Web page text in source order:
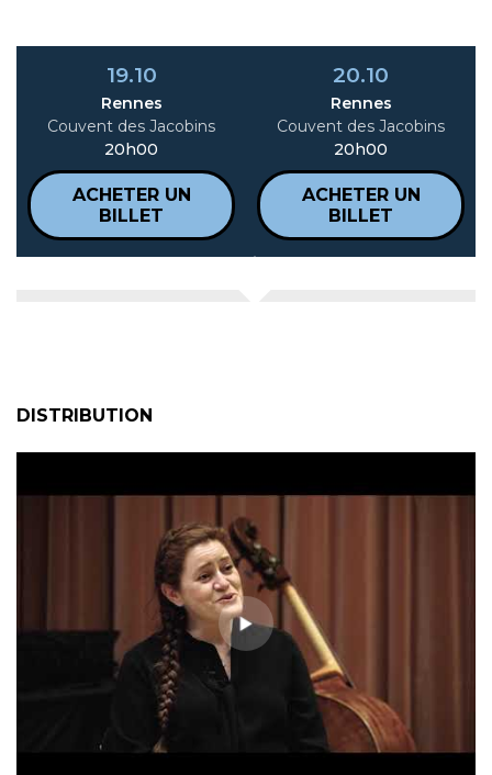
19.10
Rennes
Couvent des Jacobins
20h00
ACHETER UN
BILLET
20.10
Rennes
Couvent des Jacobins
20h00
ACHETER UN
BILLET
DISTRIBUTION